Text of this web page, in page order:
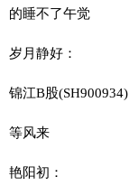
的睡不了午觉
岁月静好：
锦江B股(SH900934)
等风来
艳阳初：